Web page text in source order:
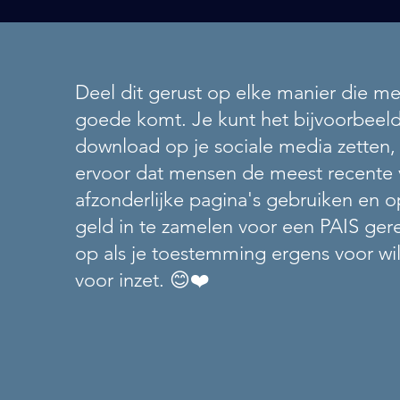
Deel dit gerust op elke manier die
goede komt. Je kunt het
download op je sociale media
ervoor dat mensen de meest
afzonderlijke pagina's gebruiken en
geld in te zamelen voor een PAIS
op als je toestemming ergens voor
voor inzet. 😊❤️